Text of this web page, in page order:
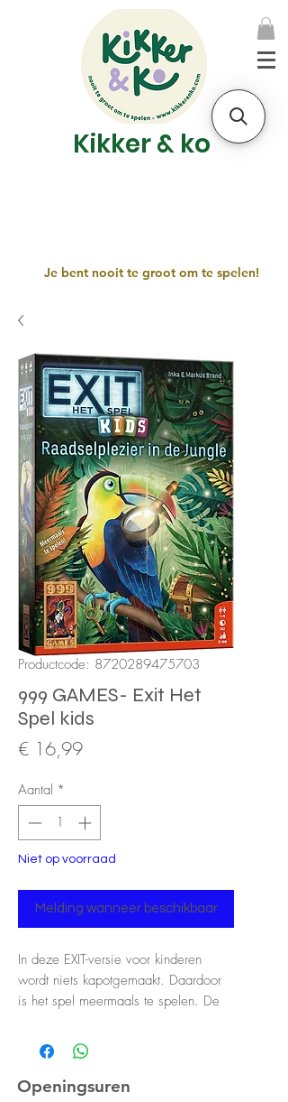
Kikker & ko
Je bent nooit te groot om te spelen!
Productcode: 8720289475703
999 GAMES- Exit Het
Spel kids
€ 16,99Prijs
Aantal *
Niet op voorraad
Melding wanneer beschikbaar
In deze EXIT-versie voor kinderen
wordt niets kapotgemaakt. Daardoor
is het spel meermaals te spelen. De
tekst, dus als de kinderen eenmaal
weten hoe de 6 verschillende
zoekraadsels en de oplossingsschijf
Openingsuren